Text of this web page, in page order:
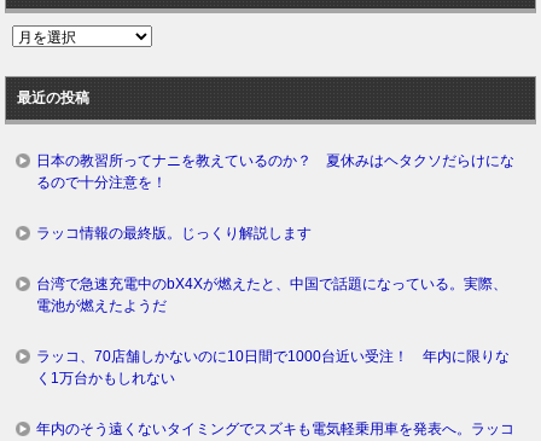
過
ロ
グ
最近の投稿
日本の教習所ってナニを教えているのか？ 夏休みはヘタクソだらけにな
るので十分注意を！
ラッコ情報の最終版。じっくり解説します
台湾で急速充電中のbX4Xが燃えたと、中国で話題になっている。実際、
電池が燃えたようだ
ラッコ、70店舗しかないのに10日間で1000台近い受注！ 年内に限りな
く1万台かもしれない
年内のそう遠くないタイミングでスズキも電気軽乗用車を発表へ。ラッコ